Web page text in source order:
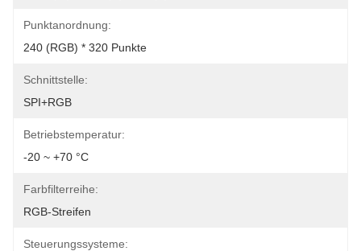
Punktanordnung:
240 (RGB) * 320 Punkte
Schnittstelle:
SPI+RGB
Betriebstemperatur:
-20 ~ +70 °C
Farbfilterreihe:
RGB-Streifen
Steuerungssysteme: